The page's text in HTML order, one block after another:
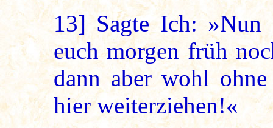
13] Sagte Ich:
euch morgen früh
dann aber wohl
hier weiterziehen!«